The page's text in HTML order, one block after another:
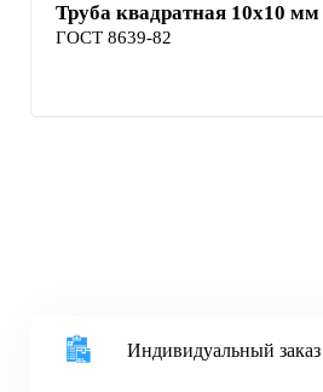
Труба квадратная 10х10 мм
ГОСТ 8639-82
Индивидуальный заказ